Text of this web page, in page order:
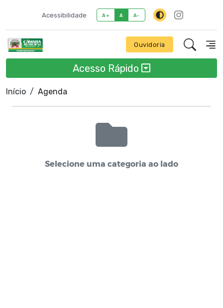
Acessibilidade A+ A A-
Ouvidoria
Acesso Rápido
Início Agenda
Selecione uma categoria ao lado